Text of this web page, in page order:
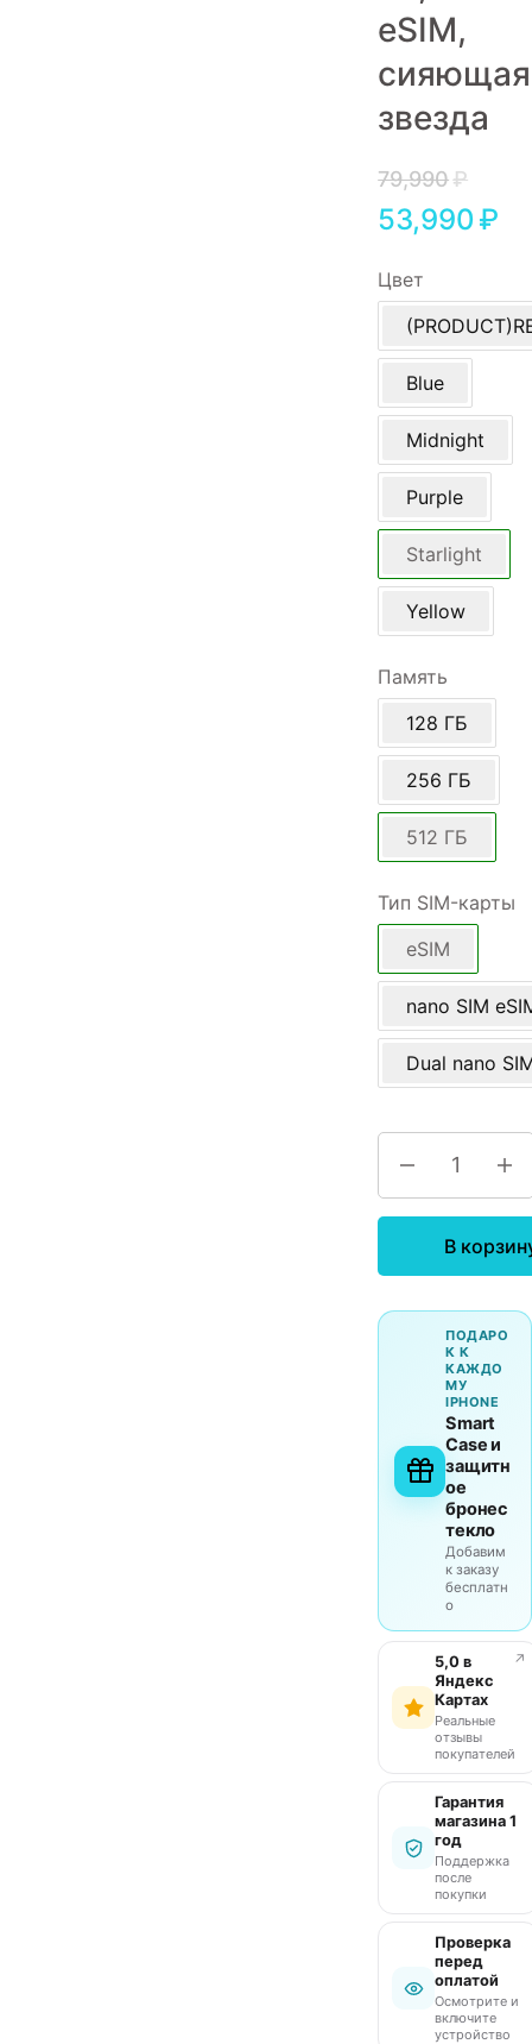
еSIM,
сияющая
звезда
79,990₽
53,990₽
Цвет
Blue
Midnight
Purple
Starlight
Yellow
Память
128 ГБ
256 ГБ
512 ГБ
Тип SIM-карты
eSIM
nano SIM
Dual nano
В
ПОДАРО
К К
КАЖДО
МУ
IPHONE
Smart
Case и
защитн
ое
бронес
текло
Добавим
к заказу
бесплатн
о
5,0 в
Яндекс
Картах
Реальные
отзывы
покупателей
↗
Гарантия
магазина 1
год
Поддержка
после
покупки
Проверка
перед
оплатой
Осмотрите и
включите
устройство